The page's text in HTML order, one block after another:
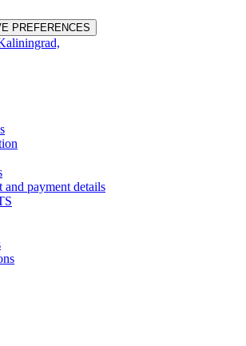
PREFERENCES
and payment details